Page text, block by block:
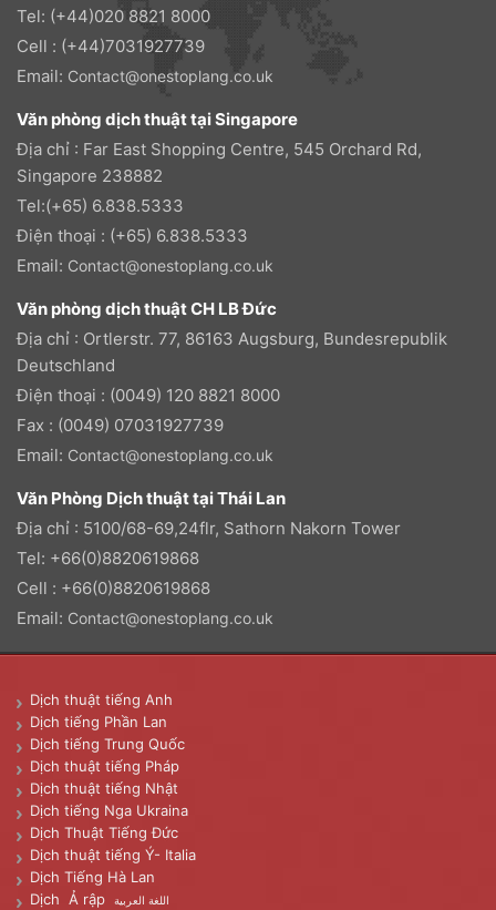
Tel: (+44)020 8821 8000
Cell : (+44)7031927739
Email: Contact@onestoplang.co.uk
Văn phòng dịch thuật tại Singapore
Địa chỉ : Far East Shopping Centre, 545 Orchard Rd,
Singapore 238882
Tel:(+65) 6.838.5333
Điện thoại : (+65) 6.838.5333
Email: Contact@onestoplang.co.uk
Văn phòng dịch thuật CH LB Đức
Địa chỉ : Ortlerstr. 77, 86163 Augsburg, Bundesrepublik
Deutschland
Điện thoại : (0049) 120 8821 8000
Fax : (0049) 07031927739
Email: Contact@onestoplang.co.uk
Văn Phòng Dịch thuật tại Thái Lan
Địa chỉ : 5100/68-69,24flr, Sathorn Nakorn Tower
Tel: +66(0)8820619868
Cell : +66(0)8820619868
Email: Contact@onestoplang.co.uk
Dịch thuật tiếng Anh
Dịch tiếng Phần Lan
Dịch tiếng Trung Quốc
Dịch thuật tiếng Pháp
Dịch thuật tiếng Nhật
Dịch tiếng Nga Ukraina
Dịch Thuật Tiếng Đức
Dịch thuật tiếng Ý- Italia
Dịch Tiếng Hà Lan
Dịch Ả rập
اللغة العربية